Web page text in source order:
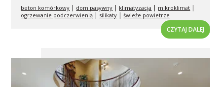
beton komórkowy | dom pasywny | klimatyzacja | mikroklimat |
ogrzewanie podczerwienią | silikaty |świeże powietrze
CZYTAJ DALEJ